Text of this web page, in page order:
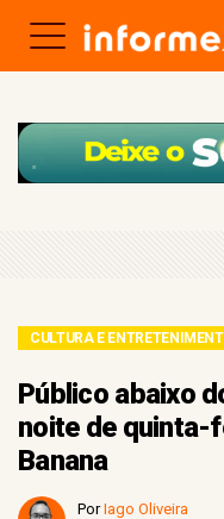
CULTURA E
Público abaixo
noite de quinta-
Banana
PorIago Oliveira